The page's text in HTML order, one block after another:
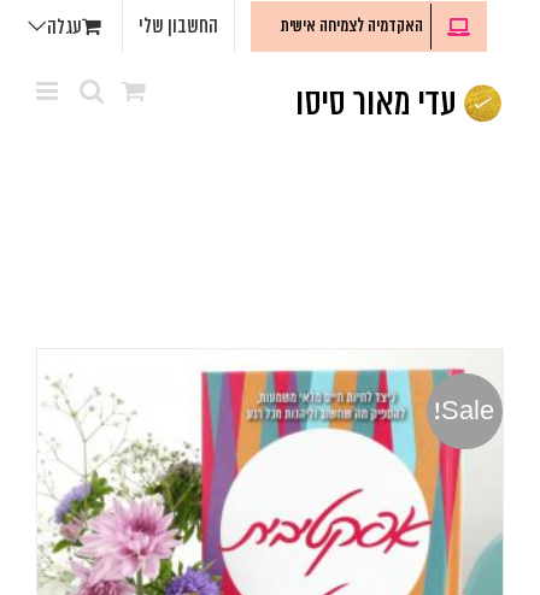
האקדמיה לצמיחה אישית החשבון שלי עגלה
Sale!